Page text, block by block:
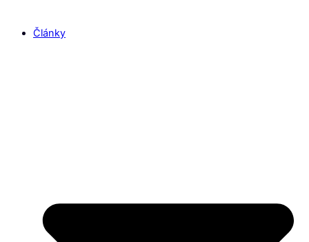
Články